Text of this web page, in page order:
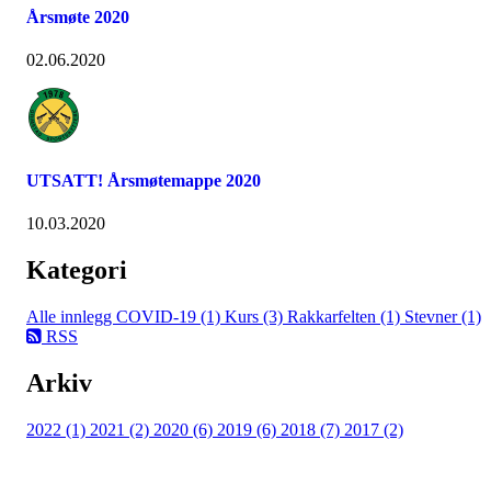
Årsmøte 2020
02.06.2020
UTSATT! Årsmøtemappe 2020
10.03.2020
Kategori
Alle innlegg COVID-19 (1) Kurs (3) Rakkarfelten (1) Stevner (1)
RSS
Arkiv
2022 (1) 2021 (2) 2020 (6) 2019 (6) 2018 (7) 2017 (2)